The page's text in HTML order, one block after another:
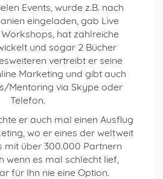
Events, wurde z.B. nach
eingeladen, gab Live
hat zahlreiche
und sogar 2 Bücher
vertreibt er seine
Marketing und gibt auch
Mentoring via Skype oder
Telefon.
er auch mal einen Ausflug
wo er eines der weltweit
mit über 300.000 Partnern
wenn es mal schlecht lief,
für Ihn nie eine Option.